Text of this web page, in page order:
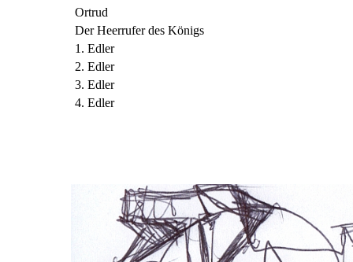
Ortrud
Der Heerrufer des Königs
1. Edler
2. Edler
3. Edler
4. Edler